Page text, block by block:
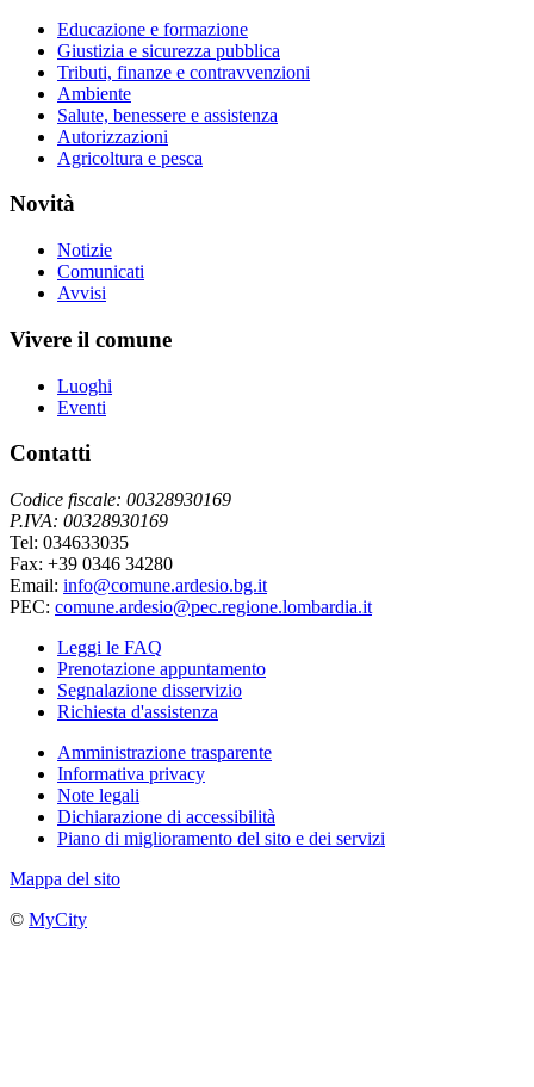
Educazione e formazione
Giustizia e sicurezza pubblica
Tributi, finanze e contravvenzioni
Ambiente
Salute, benessere e assistenza
Autorizzazioni
Agricoltura e pesca
Novità
Notizie
Comunicati
Avvisi
Vivere il comune
Luoghi
Eventi
Contatti
Codice fiscale: 00328930169
P.IVA: 00328930169
Tel: 034633035
Fax: +39 0346 34280
Email: info@comune.ardesio.bg.it
PEC: comune.ardesio@pec.regione.lombardia.it
Leggi le FAQ
Prenotazione appuntamento
Segnalazione disservizio
Richiesta d'assistenza
Amministrazione trasparente
Informativa privacy
Note legali
Dichiarazione di accessibilità
Piano di miglioramento del sito e dei servizi
Mappa del sito
© MyCity